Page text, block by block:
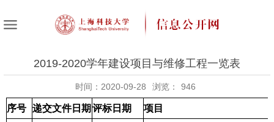
2019-2020学年建设项目与维修工程一览表
时间：2020-09-28 浏览： 946
序号 递交文件日期 评标日期
项目